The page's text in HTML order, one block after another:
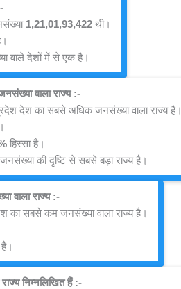
1,21,01,93,422 थी।
वाले देशों में से एक है।
वाला राज्य :-
देश का सबसे अधिक जनसंख्या वाला राज्य है।
हिस्सा है।
की दृष्टि से सबसे बड़ा राज्य है।
वाला राज्य :-
का सबसे कम जनसंख्या वाला राज्य है।
निम्नलिखित हैं :-